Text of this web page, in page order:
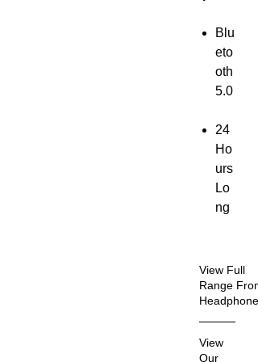
Blu
eto
oth
5.0
24
Ho
urs
Lo
ng
y
Lif
e
Act
ive
View Full
Range From
Headphones
w
View
Our